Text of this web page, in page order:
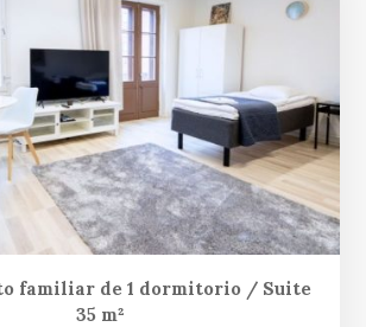
familiar de 1 dormitorio / Suite
35 m²